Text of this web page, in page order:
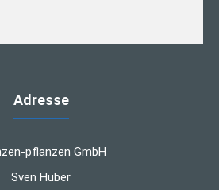
Adresse
pflanzen GmbH
Sven Huber